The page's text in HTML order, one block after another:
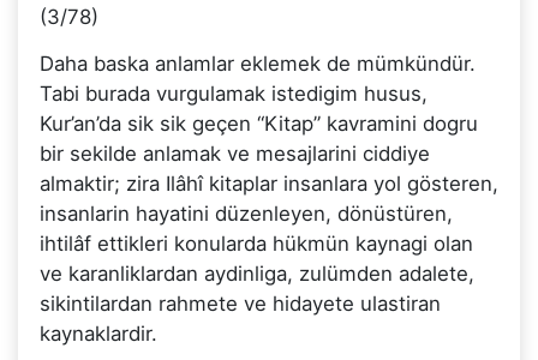
(3/78)
Daha baska anlamlar eklemek de mümkündür.
Tabi burada vurgulamak istedigim husus,
Kur’an’da sik sik geçen “Kitap” kavramini dogru
bir sekilde anlamak ve mesajlarini ciddiye
almaktir; zira Ilâhî kitaplar insanlara yol gösteren,
insanlarin hayatini düzenleyen, dönüstüren,
ihtilâf ettikleri konularda hükmün kaynagi olan
ve karanliklardan aydinliga, zulümden adalete,
sikintilardan rahmete ve hidayete ulastiran
kaynaklardir.